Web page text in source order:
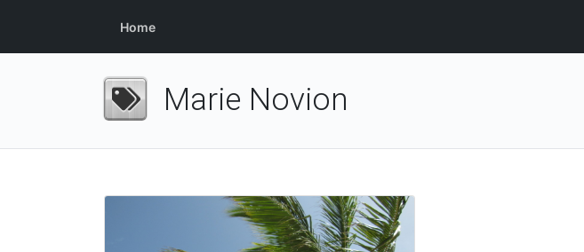
Home
Marie Novion